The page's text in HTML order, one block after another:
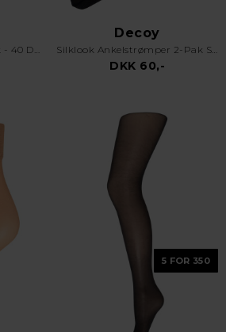
Footies - Fuslings - 2 pak - 40 Denier - Skin
Decoy
Silklook Ankelstrømper 2-Pak Sort
DKK 60,-
5 FOR 350